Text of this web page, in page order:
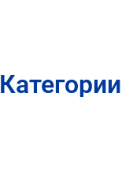
Категории